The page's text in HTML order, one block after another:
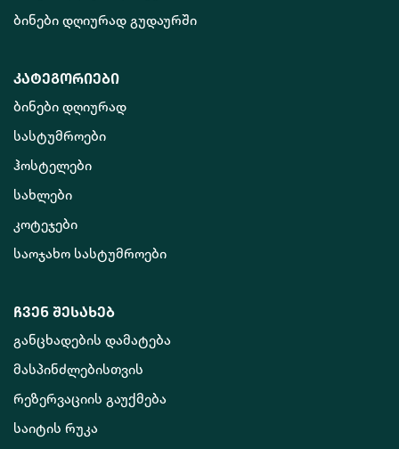
ბინები დღიურად გუდაურში
კატეგორიები
ბინები დღიურად
სასტუმროები
ჰოსტელები
სახლები
კოტეჯები
საოჯახო სასტუმროები
ჩვენ შესახებ
განცხადების დამატება
მასპინძლებისთვის
რეზერვაციის გაუქმება
საიტის რუკა